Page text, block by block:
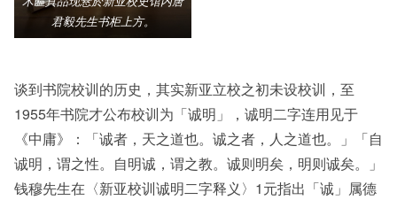
君毅先生书柜上方。
谈到书院校训的历史，其实新亚立校之初未设校训，至
1955年书院才公布校训为「诚明」，诚明二字连用见于
《中庸》：「诚者，天之道也。诚之者，人之道也。」「自
诚明，谓之性。自明诚，谓之教。诚则明矣，明则诚矣。」
钱穆先生在〈新亚校训诚明二字释义〉1元指出「诚」属德